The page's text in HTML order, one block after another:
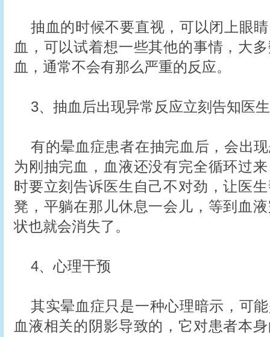
抽血的时候不要直视，可以闭上眼
血，可以试着想一些其他的事情，大
血，通常不会有那么严重的反应。
3、抽血后出现异常反应立刻告知医生
有的晕血症患者在抽完血后，会出
为刚抽完血，血液还没有完全循环过
时要立刻告诉医生自己不对劲，让医
凳，平躺在那儿休息一会儿，等到血
状也就会消失了。
4、心理干预
其实晕血症只是一种心理暗示，可
血液相关的阴影导致的，它对患者本